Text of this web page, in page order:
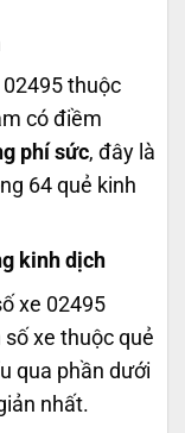
02495 thuộc
có điềm
phí sức, đây là
64 quẻ kinh
kinh dịch
xe 02495
xe thuộc quẻ
qua phần dưới
nhất.